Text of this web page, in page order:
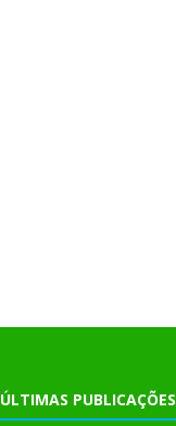
ÚLTIMAS PUBLICAÇÕES